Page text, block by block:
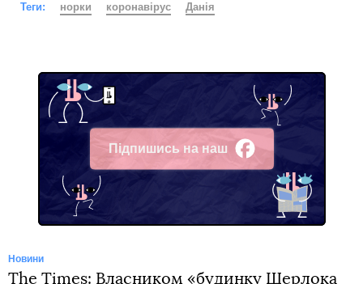
Теги: норки коронавірус Данія
Підпишись на наш
Facebook
Новини
The Times: Власником «будинку Шерлока